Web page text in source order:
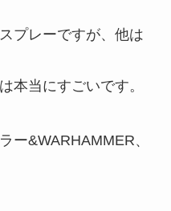
プレーですが、他は
本当にすごいです。
ー&WARHAMMER、